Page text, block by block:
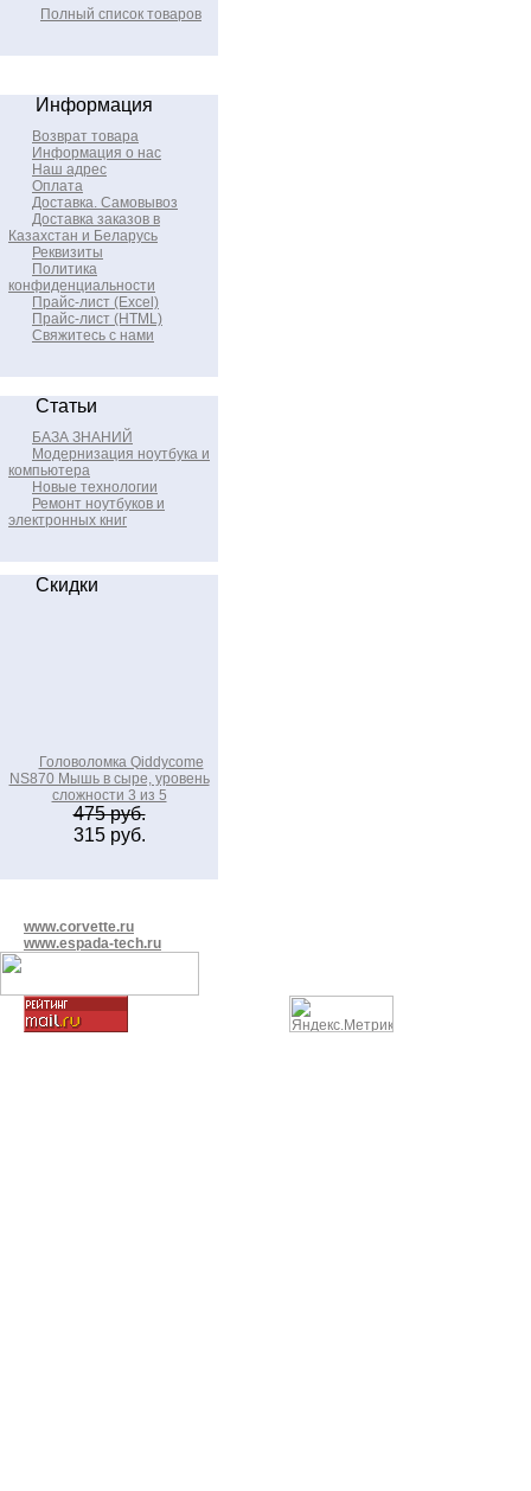
Полный список товаров
Информация
Возврат товара
Информация о нас
Наш адрес
Оплата
Доставка. Самовывоз
Доставка заказов в
Казахстан и Беларусь
Реквизиты
Политика
конфиденциальности
Прайс-лист (Excel)
Прайс-лист (HTML)
Свяжитесь с нами
Статьи
БАЗА ЗНАНИЙ
Модернизация ноутбука и
компьютера
Новые технологии
Ремонт ноутбуков и
электронных книг
Скидки
Головоломка Qiddycome
NS870 Мышь в сыре, уровень
сложности 3 из 5
475 руб.
315 руб.
www.corvette.ru
www.espada-tech.ru